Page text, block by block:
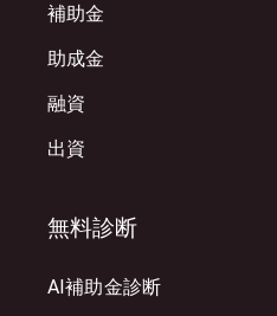
補助金
助成金
融資
出資
無料診断
AI補助金診断